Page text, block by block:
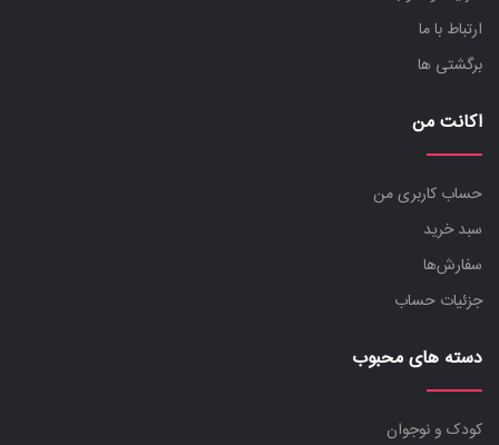
ارتباط با ما
برگشتی ها
اکانت من
حساب کاربری من
سبد خرید
سفارش‌ها
جزئیات حساب
دسته های محبوب
کودک و نوجوان